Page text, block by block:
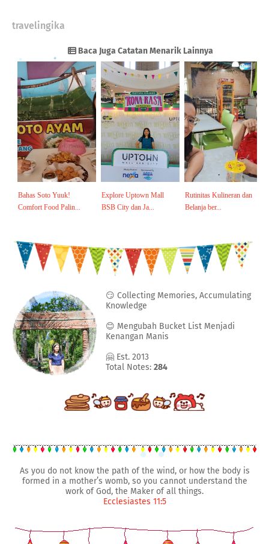
travelingika
Baca Juga Catatan Menarik Lainnya
Bahas Soto Yuuk!
Comfort Food Palin...
Explore Uptown Mall
BSB City dan Ja...
Rutinitas Kulineran dan
Belanja ber...
😏 Collecting Memories, Accumulating
Knowledge
😊 Mengubah Bucket List Menjadi
Kenangan Manis
🤗 Est. 2013
Total Notes: 284
As you do not know the path of the wind, or how the body is
formed in a mother’s womb, so you cannot understand the
work of God, the Maker of all things.
Ecclesiastes 11:5